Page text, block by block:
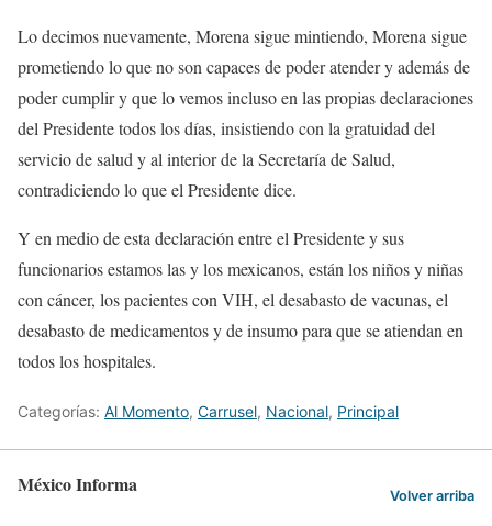
Lo decimos nuevamente, Morena sigue mintiendo, Morena sigue
prometiendo lo que no son capaces de poder atender y además de
poder cumplir y que lo vemos incluso en las propias declaraciones
del Presidente todos los días, insistiendo con la gratuidad del
servicio de salud y al interior de la Secretaría de Salud,
contradiciendo lo que el Presidente dice.
Y en medio de esta declaración entre el Presidente y sus
funcionarios estamos las y los mexicanos, están los niños y niñas
con cáncer, los pacientes con VIH, el desabasto de vacunas, el
desabasto de medicamentos y de insumo para que se atiendan en
todos los hospitales.
Categorías: Al Momento, Carrusel, Nacional, Principal
México Informa Volver arriba